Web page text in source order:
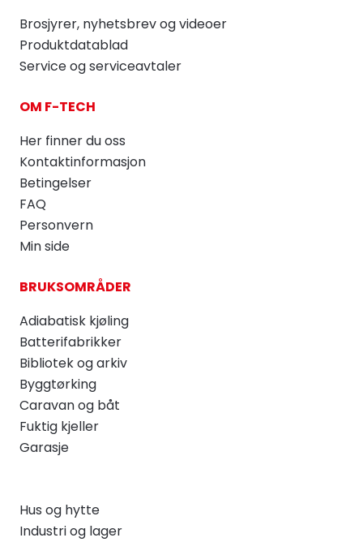
Brosjyrer, nyhetsbrev og videoer
Produktdatablad
Service og serviceavtaler
OM F-TECH
Her finner du oss
Kontaktinformasjon
Betingelser
FAQ
Personvern
Min side
BRUKSOMRÅDER
Adiabatisk kjøling
Batterifabrikker
Bibliotek og arkiv
Byggtørking
Caravan og båt
Fuktig kjeller
Garasje
Hus og hytte
Industri og lager